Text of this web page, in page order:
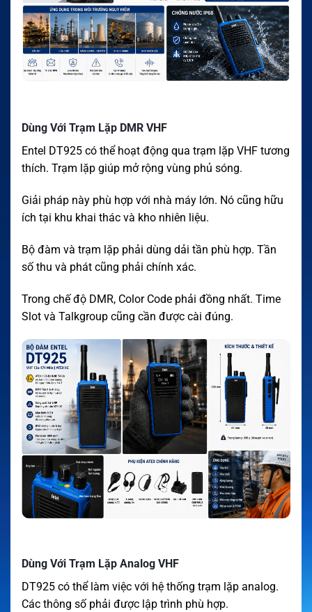
Dùng Với Trạm Lặp DMR VHF
Entel DT925 có thể hoạt động qua trạm lặp VHF tương
thích. Trạm lặp giúp mở rộng vùng phủ sóng.
Giải pháp này phù hợp với nhà máy lớn. Nó cũng hữu
ích tại khu khai thác và kho nhiên liệu.
Bộ đàm và trạm lặp phải dùng dải tần phù hợp. Tần
số thu và phát cũng phải chính xác.
Trong chế độ DMR, Color Code phải đồng nhất. Time
Slot và Talkgroup cũng cần được cài đúng.
Dùng Với Trạm Lặp Analog VHF
DT925 có thể làm việc với hệ thống trạm lặp analog.
Các thông số phải được lập trình phù hợp.